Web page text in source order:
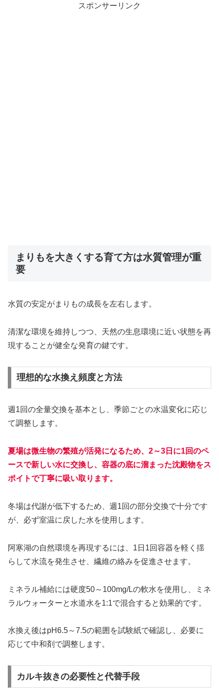
スポンサーリンク
まりもを大きくする育て方は水質管理が重
要
水質の安定がまりもの成長を左右します。
清潔な環境を維持しつつ、天然の生息環境に近い状態を再
現することが健全な発育の鍵です。
理想的な水換え頻度と方法
週1回の全量交換を基本とし、季節ごとの水温変化に応じ
て調整します。
夏場は微生物の繁殖が活発になるため、2～3日に1回のペ
ースで新しい水に交換し、容器の底に溜まった沈殿物をス
ポイトで丁寧に吸い取ります。
冬場は代謝が低下するため、週1回の部分交換で十分です
が、必ず室温に戻した水を使用します。
阿寒湖の自然環境を再現するには、1日1回容器を軽く揺
らして水流を発生させ、繊維の絡みを促進させます。
ミネラル補給には硬度50～100mg/Lの軟水を使用し、ミネ
ラルウォーターと水道水を1:1で混合すると効果的です。
水換え後はpH6.5～7.5の範囲を試験紙で確認し、必要に
応じて中和剤で調整します。
カルキ抜きの必要性と代替手段